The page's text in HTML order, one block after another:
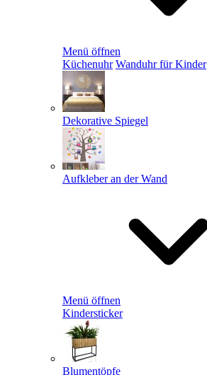
Menü öffnen
Küchenuhr Wanduhr für Kinder
Dekorative Spiegel
Aufkleber an der Wand
Menü öffnen
Kindersticker
Blumentöpfe